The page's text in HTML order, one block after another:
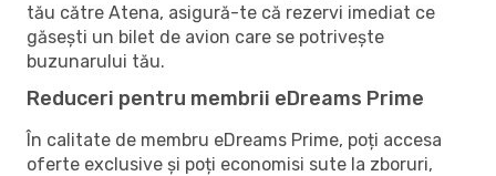
tău către Atena, asigură-te că rezervi imediat ce
găsești un bilet de avion care se potrivește
buzunarului tău.
Reduceri pentru membrii eDreams Prime
În calitate de membru eDreams Prime, poți accesa
oferte exclusive și poți economisi sute la zboruri,